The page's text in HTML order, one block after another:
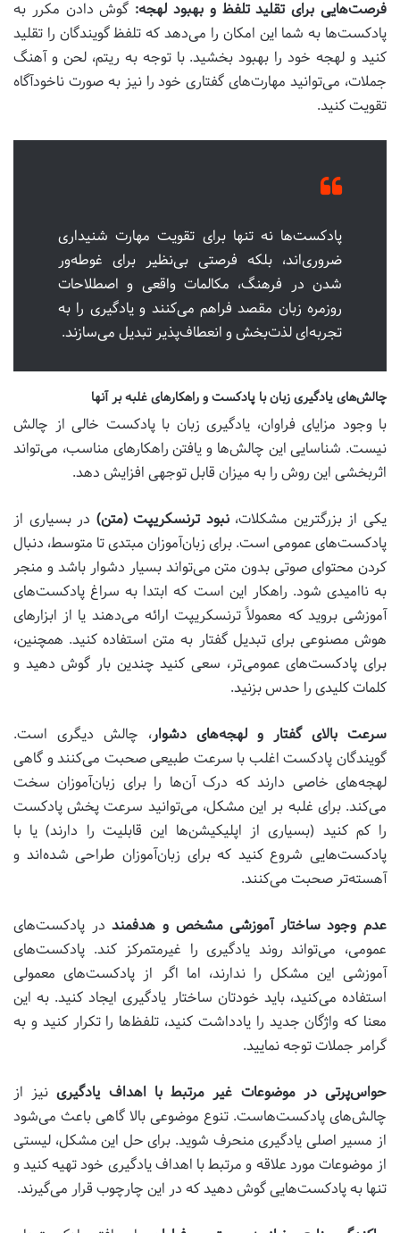
فرصت‌هایی برای تقلید تلفظ و بهبود لهجه: گوش دادن مکرر به
پادکست‌ها به شما این امکان را می‌دهد که تلفظ گویندگان را تقلید
کنید و لهجه خود را بهبود بخشید. با توجه به ریتم، لحن و آهنگ
جملات، می‌توانید مهارت‌های گفتاری خود را نیز به صورت ناخودآگاه
تقویت کنید.
پادکست‌ها نه تنها برای تقویت مهارت شنیداری
ضروری‌اند، بلکه فرصتی بی‌نظیر برای غوطه‌ور
شدن در فرهنگ، مکالمات واقعی و اصطلاحات
روزمره زبان مقصد فراهم می‌کنند و یادگیری را به
تجربه‌ای لذت‌بخش و انعطاف‌پذیر تبدیل می‌سازند.
چالش‌های یادگیری زبان با پادکست و راهکارهای غلبه بر آنها
با وجود مزایای فراوان، یادگیری زبان با پادکست خالی از چالش
نیست. شناسایی این چالش‌ها و یافتن راهکارهای مناسب، می‌تواند
اثربخشی این روش را به میزان قابل توجهی افزایش دهد.
یکی از بزرگترین مشکلات،نبود ترنسکریپت (متن) در بسیاری از
پادکست‌های عمومی است. برای زبان‌آموزان مبتدی تا متوسط، دنبال
کردن محتوای صوتی بدون متن می‌تواند بسیار دشوار باشد و منجر
به ناامیدی شود. راهکار این است که ابتدا به سراغ پادکست‌های
آموزشی بروید که معمولاً ترنسکریپت ارائه می‌دهند یا از ابزارهای
هوش مصنوعی برای تبدیل گفتار به متن استفاده کنید. همچنین،
برای پادکست‌های عمومی‌تر، سعی کنید چندین بار گوش دهید و
کلمات کلیدی را حدس بزنید.
سرعت بالای گفتار و لهجه‌های دشوار، چالش دیگری است.
گویندگان پادکست اغلب با سرعت طبیعی صحبت می‌کنند و گاهی
لهجه‌های خاصی دارند که درک آن‌ها را برای زبان‌آموزان سخت
می‌کند. برای غلبه بر این مشکل، می‌توانید سرعت پخش پادکست
را کم کنید (بسیاری از اپلیکیشن‌ها این قابلیت را دارند) یا با
پادکست‌هایی شروع کنید که برای زبان‌آموزان طراحی شده‌اند و
آهسته‌تر صحبت می‌کنند.
عدم وجود ساختار آموزشی مشخص و هدفمنددر پادکست‌های
عمومی، می‌تواند روند یادگیری را غیرمتمرکز کند. پادکست‌های
آموزشی این مشکل را ندارند، اما اگر از پادکست‌های معمولی
استفاده می‌کنید، باید خودتان ساختار یادگیری ایجاد کنید. به این
معنا که واژگان جدید را یادداشت کنید، تلفظ‌ها را تکرار کنید و به
گرامر جملات توجه نمایید.
حواس‌پرتی در موضوعات غیر مرتبط با اهداف یادگیرینیز از
چالش‌های پادکست‌هاست. تنوع موضوعی بالا گاهی باعث می‌شود
از مسیر اصلی یادگیری منحرف شوید. برای حل این مشکل، لیستی
از موضوعات مورد علاقه و مرتبط با اهداف یادگیری خود تهیه کنید و
تنها به پادکست‌هایی گوش دهید که در این چارچوب قرار می‌گیرند.